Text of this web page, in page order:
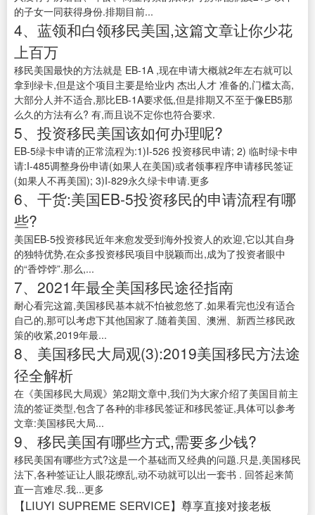
的子女一同获得身份.排期目前...
4、蓝领和白领移民美国,这篇文章让你少花
上百万
移民美国最快的方法就是 EB-1A ,现在申请大概就2年左右就可以
拿到绿卡,但是这个项目主要是给业内 杰出人才 准备的,门槛太高,
大部分人并不适合,那比EB-1A要求低,但是排期又不至于像EB5那
么久的方法有么? 有,而且说不定你也符合要求.
5、投资移民美国该如何办理呢?
EB-5绿卡申请的正常流程为:1)I-526 投资移民申请; 2) 临时绿卡申
请:I-485调整身份申请(如果人在美国)或者领事程序申请移民签证
(如果人不再美国); 3)I-829永久绿卡申请.更多
6、干货:美国EB-5投资移民的申请流程有哪
些?
美国EB-5投资移民近年来愈发受到海外投资人的欢迎,它以其自身
的独特优势,在众多投资移民项目中脱颖而出,成为了投资者眼中
的“香饽饽”.那么,...
7、2021年最全美国移民途径指南
耐心看完这篇,美国移民基本就不怕被忽悠了.如果看完也没有适合
自己的,那可以考虑下其他国家了.随着美国、澳洲、新西兰移民政
策的收紧,2019年最...
8、美国移民大局观(3):2019美国移民方法途
径全解析
在《美国移民大局观》第2期文章中,我们为大家介绍了美国目前主
流的签证类型,包含了各种的非移民签证和移民签证,具体可以参考
文章:美国移民大局...
9、移民美国有哪些方式,需要多少钱?
移民美国有哪些方式?这是一个基础而又经典的问题.只是,美国移民
法下,各种签证让人眼花缭乱,动不动就可以出一套书 . 回答起来简
直一言难尽.我...更多
【LIUYI SUPREME SERVICE】尊享直接对接老板